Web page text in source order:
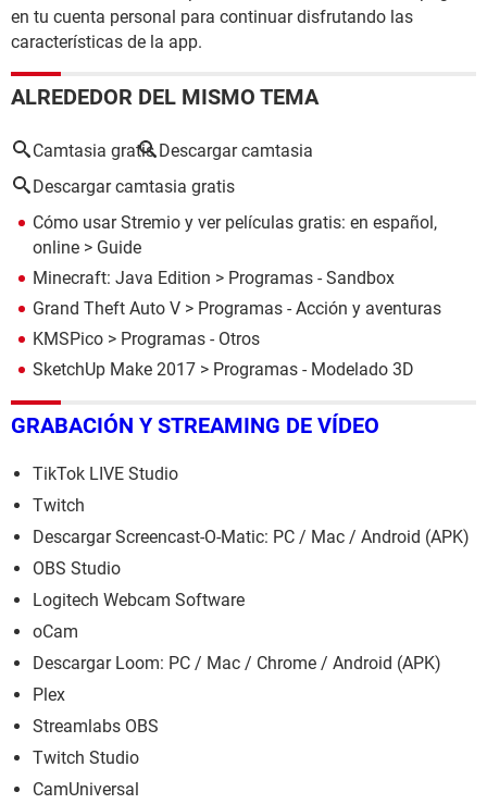
en tu cuenta personal para continuar disfrutando las
características de la app.
ALREDEDOR DEL MISMO TEMA
Camtasia gratis Descargar camtasia
Descargar camtasia gratis
Cómo usar Stremio y ver películas gratis: en español,
online > Guide
Minecraft: Java Edition > Programas - Sandbox
Grand Theft Auto V > Programas - Acción y aventuras
KMSPico > Programas - Otros
SketchUp Make 2017 > Programas - Modelado 3D
GRABACIÓN Y STREAMING DE VÍDEO
TikTok LIVE Studio
Twitch
Descargar Screencast-O-Matic: PC / Mac / Android (APK)
OBS Studio
Logitech Webcam Software
oCam
Descargar Loom: PC / Mac / Chrome / Android (APK)
Plex
Streamlabs OBS
Twitch Studio
CamUniversal